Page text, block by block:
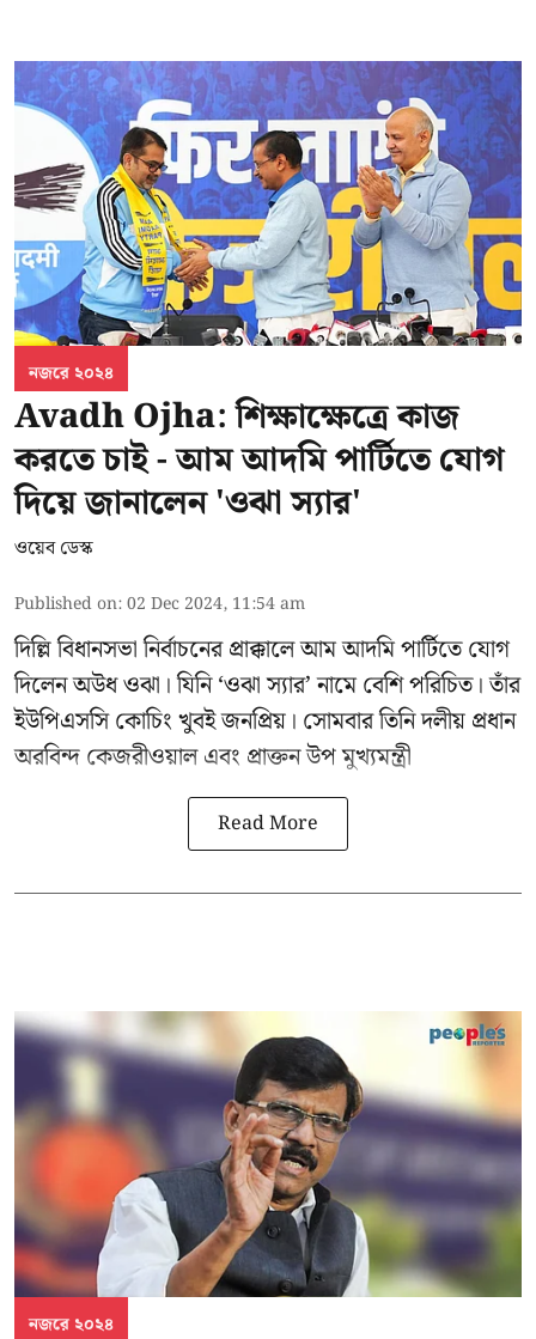
নজরে ২০২৪
Avadh Ojha: শিক্ষাক্ষেত্রে কাজ
করতে চাই - আম আদমি পার্টিতে যোগ
দিয়ে জানালেন 'ওঝা স্যার'
ওয়েব ডেস্ক
Published on:02 Dec 2024, 11:54 am
দিল্লি বিধানসভা নির্বাচনের প্রাক্কালেআম আদমি পার্টিতেযোগ
দিলেন অউধ ওঝা। যিনি ‘ওঝা স্যার’ নামে বেশি পরিচিত। তাঁর
ইউপিএসসি কোচিং খুবই জনপ্রিয়। সোমবার তিনি দলীয় প্রধান
অরবিন্দ কেজরীওয়ালএবং প্রাক্তন উপ মুখ্যমন্ত্রী
Read More
নজরে ২০২৪